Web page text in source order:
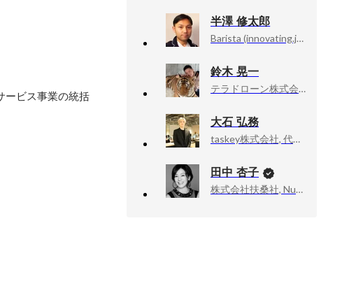
ービス事業の統括
半澤 修太郎
Barista (innovating.jp), 代表取締役CEO
鈴木 晃一
テラドローン株式会社, 運航管理開発部長
大石 弘務
taskey株式会社, 代表取締役CEO
田中 杏子
株式会社扶桑社, Numéro TOKYO編集長